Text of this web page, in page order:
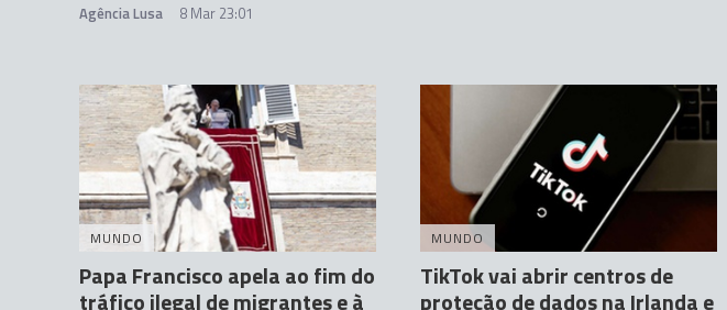
Agência Lusa 8 Mar 23:01
MUNDO
Papa Francisco apela ao fim do
tráfico ilegal de migrantes e à
MUNDO
TikTok vai abrir centros de
proteção de dados na Irlanda e